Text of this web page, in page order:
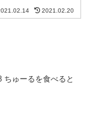
この量や回数も通常
2021.02.20
ちゅーるを食べると